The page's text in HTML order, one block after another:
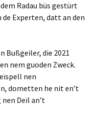
Radau büs gestürt
Experten, datt an den
Bußgeiler, die 2021
nem guoden Zweck.
nen
dometten he nit en’t
Deïl an’t